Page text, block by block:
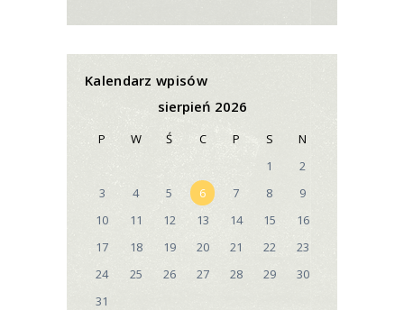
Kalendarz wpisów
sierpień 2026
P W Ś C P S
N
1
2
3
4 5 6 7 8
9
10
11 12 13 14 15
16
17
18 19 20 21 22
23
24
25 26 27 28 29
30
31